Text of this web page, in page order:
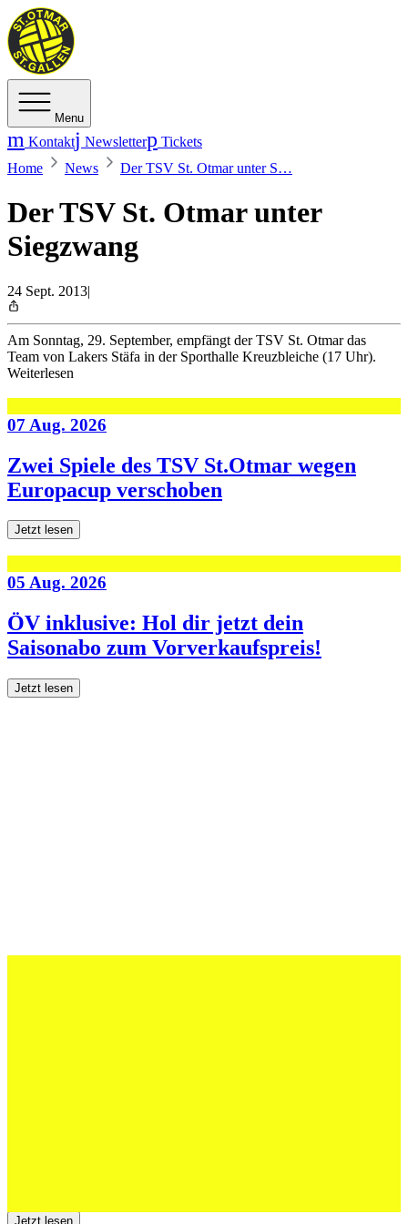
Menu
Kontakt Newsletter
Tickets
Home
News Der TSV St. Otmar unter S…
Der TSV St. Otmar unter
Siegzwang
24 Sept. 2013|
Am Sonntag, 29. September, empfängt der TSV St. Otmar das
Team von Lakers Stäfa in der Sporthalle Kreuzbleiche (17 Uhr).
Weiterlesen
07 Aug. 2026
Zwei Spiele des TSV St.Otmar wegen
Europacup verschoben
Jetzt lesen
05 Aug. 2026
ÖV inklusive: Hol dir jetzt dein
Saisonabo zum Vorverkaufspreis!
Jetzt lesen
Jetzt lesen